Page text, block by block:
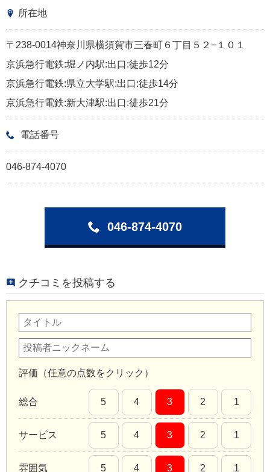
所在地
〒238-0014神奈川県横須賀市三春町６丁目５２−１０１
京浜急行電鉄:堀ノ内駅:出口:徒歩12分
京浜急行電鉄:県立大学駅:出口:徒歩14分
京浜急行電鉄:新大津駅:出口:徒歩21分
電話番号
046-874-4070
046-874-4070
クチコミを投稿する
評価（任意の点数をクリック）
総合 5 4 3 2 1
サービス 5 4 3 2 1
雰囲気 5 4 3 2 1